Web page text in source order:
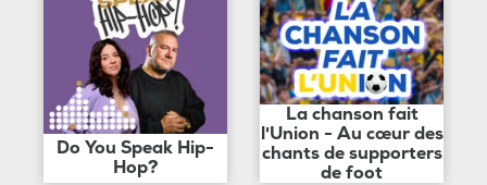
Do You Speak Hip-
Hop?
La chanson fait
l'Union - Au cœur des
chants de supporters
de foot